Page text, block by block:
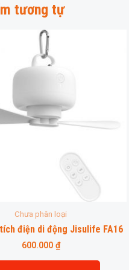
tương tự
Chưa phân loại
điện di động Jisulife FA16
600.000 ₫